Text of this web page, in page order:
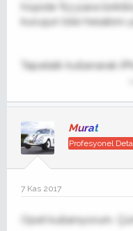
hopide %3 para
kuruşun bile hesabını
Tapatalk kullanarak
Murat
Profesyonel
7 Kas 2017
Opet kullanıyorum.